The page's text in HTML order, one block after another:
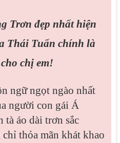
Trơn đẹp nhất hiện
Thái Tuấn chính là
chị em!
ngữ ngọt ngào nhất
người con gái Á
áo dài trơn sắc
thỏa mãn khát khao